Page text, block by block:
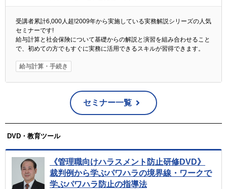
2. 閲覧履歴、お問い合わせやお申し込み履歴
内容を分析し、興味・テーマに応じた商品・サービス
に関する広告の表示や、弊社及び提携先の商品・サー
個人情報の第三者提供について
本人の同意がある場合又は法令に基づく場合を除き、
ん。
個人情報の取扱いの委託について
上記の利用目的の達成の範囲内で、個人情報の取扱い
受講者累計6,000人超!2009年から実施している実務解説シリーズの人気
セミナーです!
給与計算と社会保険について基礎からの解説と演習を組み合わせること
で、初めての方でもすぐに実務に活用できるスキルが習得できます。
給与計算・手続き
セミナー一覧
DVD・教育ツール
《管理職向けハラスメント防止研修DVD》
裁判例から学ぶパワハラの境界線・ワークで
学ぶパワハラ防止の指導法